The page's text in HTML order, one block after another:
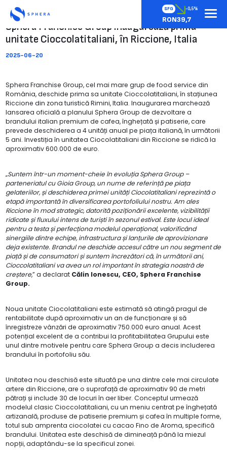
SFG -0,5%
RON39,7
Sphera Franchise Group inaugurează prima
unitate Cioccolatitaliani, în Riccione, Italia
2025-06-20
Sphera Franchise Group, cel mai mare grup de food service din
România, deschide prima sa unitate Cioccolatitaliani, în stațiunea
Riccione din zona turistică Rimini, Italia. Inaugurarea marchează
lansarea oficială a planului Sphera Group de dezvoltare a
brandului italian premium de cafea, înghețată și patiserie, care
prevede deschiderea a 4 unități anual pe piața italiană, în următorii
5 ani. Investiția în unitatea Ciocolatitaliani din Riccione se ridică la
aproximativ 600.000 de euro.
„Suntem într-un moment-cheie în evoluția Sphera Group –
parteneriatul cu Gioia Group, un nume de referință pe piața
gelateriilor, și deschiderea primei unități Ciocolatitaliani reprezintă o
etapă importantă în diversificarea portofoliului nostru. Am ales
Riccione în mod strategic, datorită poziționării excelente, vizibilității
ridicate și fluxului intens de turiști în sezonul estival. Este locul ideal
pentru a testa și perfecționa modelul operațional, valorificând
sinergiile dintre echipe, infrastructura și lanțurile de aprovizionare
deja existente. Brandul ne deschide accesul către un nou segment de
piață și de consumatori și suntem încrezători că, în următorii ani,
Cioccolatitaliani va avea un rol important în strategia noastră de
creștere,” a declarat Călin Ionescu, CEO, Sphera Franchise
Group.
Noua unitate Ciocolatitaliani este estimată să atingă pragul de
rentabilitate după aproximativ un an de funcționare și să
înregistreze vânzări de aproximativ 750.000 euro anual. Acest
potențial excelent de a contribui la profitabilitatea Grupului este
unul dintre motivele pentru care Sphera Group a decis includerea
brandului în portofoliu său.
Unitatea nou deschisă este situată pe una dintre cele mai circulate
artere din Riccione, are o suprafață de aproximativ 90 de metri
pătrați și include 30 de locuri în aer liber. Conceptul urmează
modelul clasic Cioccolatitaliani, cu un meniu centrat pe înghețată
artizanală, produse de patiserie premium și cafea în multiple forme,
totul sub amprenta ciocolatei cu cacao Fino de Aroma, specifică
brandului. Unitatea este deschisă de dimineață până la miezul
nopții, adaptându-se la specificul zonei.